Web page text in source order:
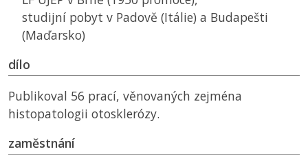
studijní pobyt v Padově (Itálie) a Budapešti
(Maďarsko)
dílo
Publikoval 56 prací, věnovaných zejména
histopatologii otosklerózy.
zaměstnání